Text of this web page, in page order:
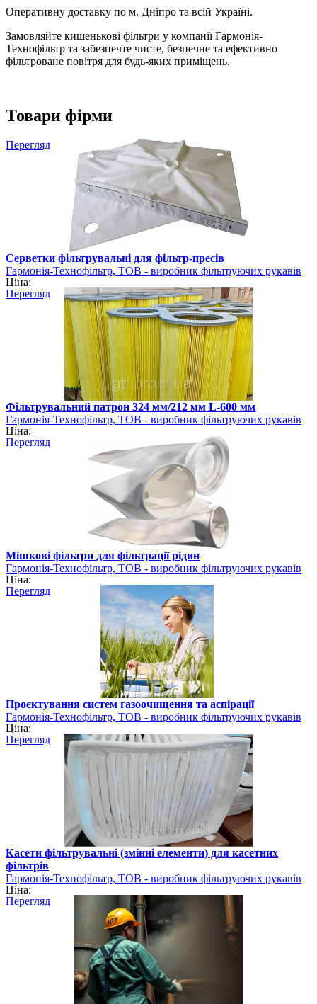
Оперативну доставку по м. Дніпро та всій Україні.
Замовляйте кишенькові фільтри у компанії Гармонія-
Технофільтр та забезпечте чисте, безпечне та ефективно
фільтроване повітря для будь-яких приміщень.
Товари фірми
Перегляд
Серветки фільтрувальні для фільтр-пресів
Гармонія-Технофільтр, ТОВ - виробник фільтруючих рукавів
Ціна:
Перегляд
Фільтрувальний патрон 324 мм/212 мм L-600 мм
Гармонія-Технофільтр, ТОВ - виробник фільтруючих рукавів
Ціна:
Перегляд
Мішкові фільтри для фільтрації рідин
Гармонія-Технофільтр, ТОВ - виробник фільтруючих рукавів
Ціна:
Перегляд
Проєктування систем газоочищення та аспірації
Гармонія-Технофільтр, ТОВ - виробник фільтруючих рукавів
Ціна:
Перегляд
Касети фільтрувальні (змінні елементи) для касетних
фільтрів
Гармонія-Технофільтр, ТОВ - виробник фільтруючих рукавів
Ціна:
Перегляд